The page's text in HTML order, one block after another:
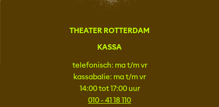
THEATER ROTTERDAM
KASSA
telefonisch: ma t/m vr
kassabalie: ma t/m vr
14:00 tot 17:00 uur
010 - 41 18 110